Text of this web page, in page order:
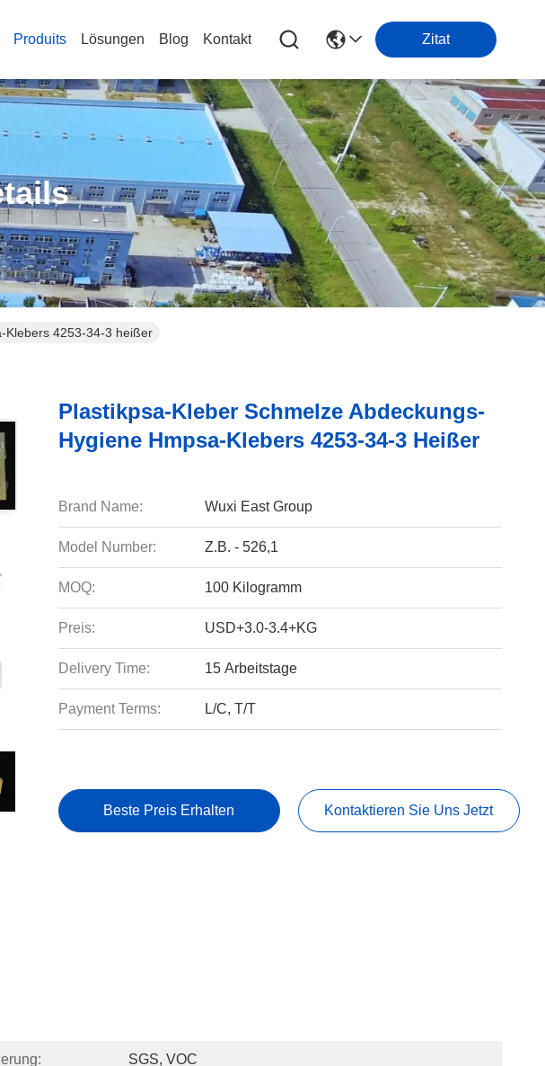
Produits Lösungen Blog Kontakt Zitat
Klebers 4253-34-3 heißer
Plastikpsa-Kleber Schmelze Abdeckungs-
Hygiene Hmpsa-Klebers 4253-34-3 Heißer
Brand Name: Wuxi East Group
Model Number: Z.B. - 526,1
MOQ: 100 Kilogramm
Preis: USD+3.0-3.4+KG
Delivery Time: 15 Arbeitstage
Payment Terms: L/C, T/T
Beste Preis Erhalten Kontaktieren Sie Uns Jetzt
SGS, VOC